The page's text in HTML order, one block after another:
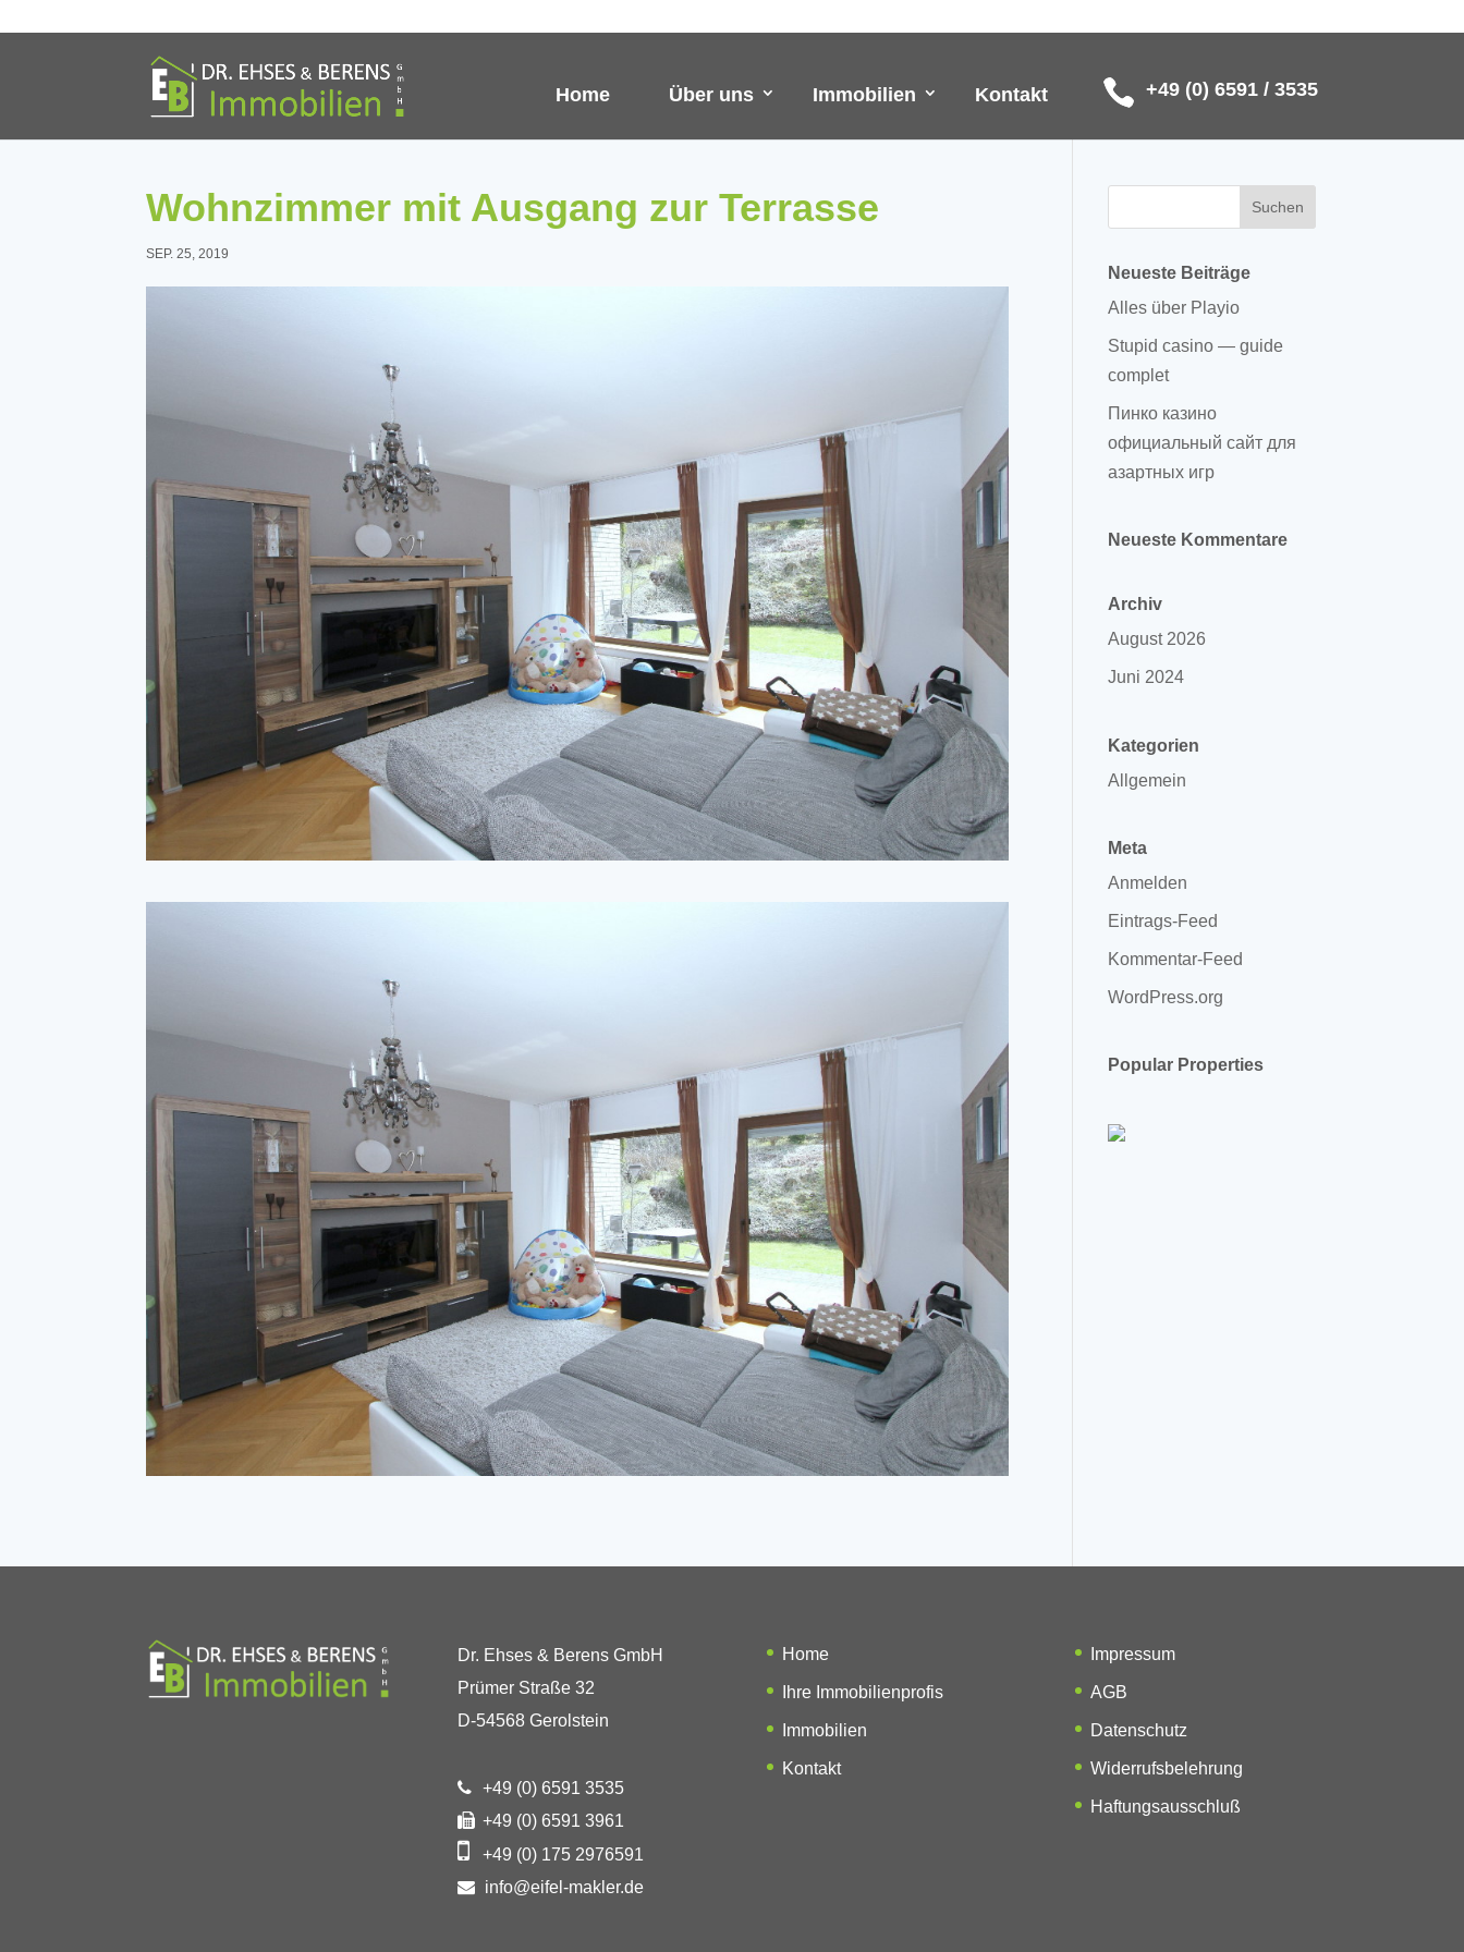
+49 (0) 6591 / 3535
Home Über uns Immobilien Kontakt
Wohnzimmer mit Ausgang zur Terrasse
SEP. 25, 2019
Neueste Beiträge
Alles über Playio
Stupid casino — guide
complet
Пинко казино
официальный сайт для
азартных игр
Neueste Kommentare
Archiv
August 2026
Juni 2024
Kategorien
Allgemein
Meta
Anmelden
Eintrags-Feed
Kommentar-Feed
WordPress.org
Popular Properties
Dr. Ehses & Berens GmbH
Prümer Straße 32
D-54568 Gerolstein
+49 (0) 6591 3535
+49 (0) 6591 3961
+49 (0) 175 2976591
info@eifel-makler.de
Home
Ihre Immobilienprofis
Immobilien
Kontakt
Impressum
AGB
Datenschutz
Widerrufsbelehrung
Haftungsausschluß